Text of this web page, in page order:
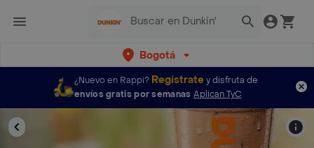
Bogotá
¿Nuevo en Rappi? Regístratey disfruta de
envíos gratis por semanas Aplican TyC